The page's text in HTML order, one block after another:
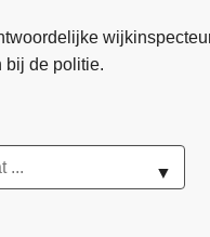
bij de politie.
▼